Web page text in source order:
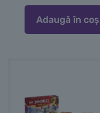
Adaugă în coș